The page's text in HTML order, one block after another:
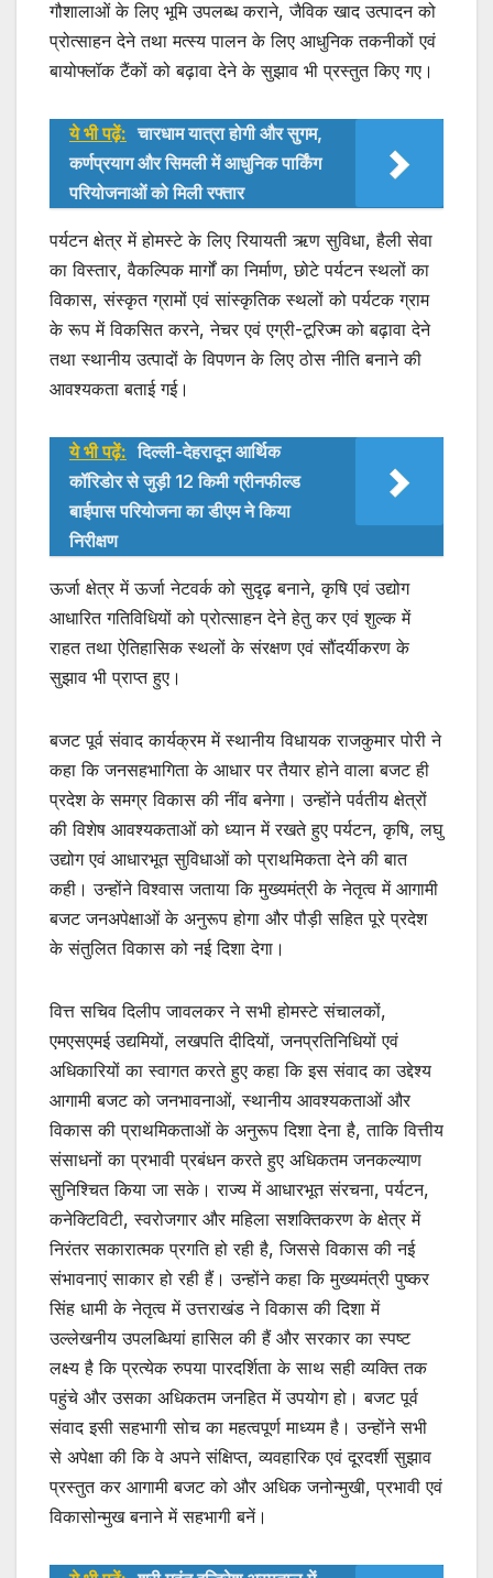
गौशालाओं के लिए भूमि उपलब्ध कराने, जैविक खाद उत्पादन को
प्रोत्साहन देने तथा मत्स्य पालन के लिए आधुनिक तकनीकों एवं
बायोफ्लॉक टैंकों को बढ़ावा देने के सुझाव भी प्रस्तुत किए गए।
ये भी पढ़ें: चारधाम यात्रा होगी और सुगम,
कर्णप्रयाग और सिमली में आधुनिक पार्किंग
परियोजनाओं को मिली रफ्तार
पर्यटन क्षेत्र में होमस्टे के लिए रियायती ऋण सुविधा, हैली सेवा
का विस्तार, वैकल्पिक मार्गों का निर्माण, छोटे पर्यटन स्थलों का
विकास, संस्कृत ग्रामों एवं सांस्कृतिक स्थलों को पर्यटक ग्राम
के रूप में विकसित करने, नेचर एवं एग्री-टूरिज्म को बढ़ावा देने
तथा स्थानीय उत्पादों के विपणन के लिए ठोस नीति बनाने की
आवश्यकता बताई गई।
ये भी पढ़ें: दिल्ली-देहरादून आर्थिक
कॉरिडोर से जुड़ी 12 किमी ग्रीनफील्ड
बाईपास परियोजना का डीएम ने किया
निरीक्षण
ऊर्जा क्षेत्र में ऊर्जा नेटवर्क को सुदृढ़ बनाने, कृषि एवं उद्योग
आधारित गतिविधियों को प्रोत्साहन देने हेतु कर एवं शुल्क में
राहत तथा ऐतिहासिक स्थलों के संरक्षण एवं सौंदर्यीकरण के
सुझाव भी प्राप्त हुए।
बजट पूर्व संवाद कार्यक्रम में स्थानीय विधायक राजकुमार पोरी ने
कहा कि जनसहभागिता के आधार पर तैयार होने वाला बजट ही
प्रदेश के समग्र विकास की नींव बनेगा। उन्होंने पर्वतीय क्षेत्रों
की विशेष आवश्यकताओं को ध्यान में रखते हुए पर्यटन, कृषि, लघु
उद्योग एवं आधारभूत सुविधाओं को प्राथमिकता देने की बात
कही। उन्होंने विश्वास जताया कि मुख्यमंत्री के नेतृत्व में आगामी
बजट जनअपेक्षाओं के अनुरूप होगा और पौड़ी सहित पूरे प्रदेश
के संतुलित विकास को नई दिशा देगा।
वित्त सचिव दिलीप जावलकर ने सभी होमस्टे संचालकों,
एमएसएमई उद्यमियों, लखपति दीदियों, जनप्रतिनिधियों एवं
अधिकारियों का स्वागत करते हुए कहा कि इस संवाद का उद्देश्य
आगामी बजट को जनभावनाओं, स्थानीय आवश्यकताओं और
विकास की प्राथमिकताओं के अनुरूप दिशा देना है, ताकि वित्तीय
संसाधनों का प्रभावी प्रबंधन करते हुए अधिकतम जनकल्याण
सुनिश्चित किया जा सके। राज्य में आधारभूत संरचना, पर्यटन,
कनेक्टिविटी, स्वरोजगार और महिला सशक्तिकरण के क्षेत्र में
निरंतर सकारात्मक प्रगति हो रही है, जिससे विकास की नई
संभावनाएं साकार हो रही हैं। उन्होंने कहा कि मुख्यमंत्री पुष्कर
सिंह धामी के नेतृत्व में उत्तराखंड ने विकास की दिशा में
उल्लेखनीय उपलब्धियां हासिल की हैं और सरकार का स्पष्ट
लक्ष्य है कि प्रत्येक रुपया पारदर्शिता के साथ सही व्यक्ति तक
पहुंचे और उसका अधिकतम जनहित में उपयोग हो। बजट पूर्व
संवाद इसी सहभागी सोच का महत्वपूर्ण माध्यम है। उन्होंने सभी
से अपेक्षा की कि वे अपने संक्षिप्त, व्यवहारिक एवं दूरदर्शी सुझाव
प्रस्तुत कर आगामी बजट को और अधिक जनोन्मुखी, प्रभावी एवं
विकासोन्मुख बनाने में सहभागी बनें।